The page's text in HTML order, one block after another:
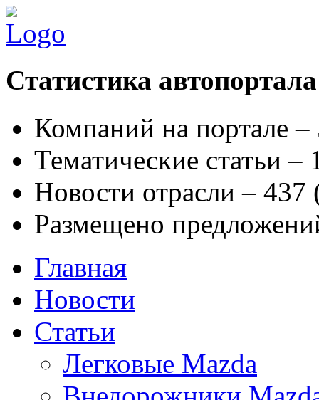
Статистика автопортала
Компаний на портале
Тематические статьи –
Новости отрасли – 437
Размещено
Главная
Новости
Статьи
Легковые Mazda